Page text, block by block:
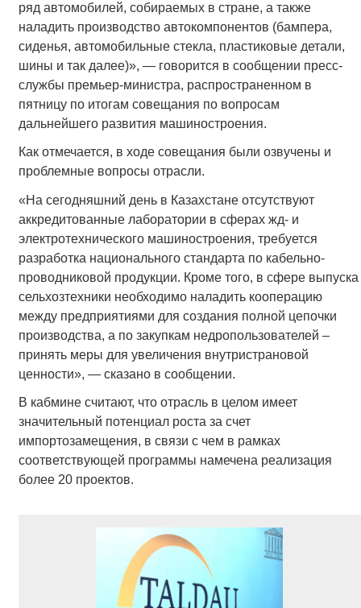
ряд автомобилей, собираемых в стране, а также
наладить производство автокомпонентов (бампера,
сиденья, автомобильные стекла, пластиковые детали,
шины и так далее)», — говорится в сообщении пресс-
службы премьер-министра, распространенном в
пятницу по итогам совещания по вопросам
дальнейшего развития машиностроения.
Как отмечается, в ходе совещания были озвучены и
проблемные вопросы отрасли.
«На сегодняшний день в Казахстане отсутствуют
аккредитованные лаборатории в сферах жд- и
электротехнического машиностроения, требуется
разработка национального стандарта по кабельно-
проводниковой продукции. Кроме того, в сфере выпуска
сельхозтехники необходимо наладить кооперацию
между предприятиями для создания полной цепочки
производства, а по закупкам недропользователей –
принять меры для увеличения внутристрановой
ценности», — сказано в сообщении.
В кабмине считают, что отрасль в целом имеет
значительный потенциал роста за счет
импортозамещения, в связи с чем в рамках
соответствующей программы намечена реализация
более 20 проектов.